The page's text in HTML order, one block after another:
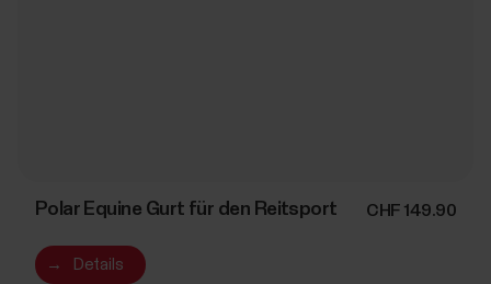
Polar Equine Gurt für den Reitsport CHF 149.90
→ Details